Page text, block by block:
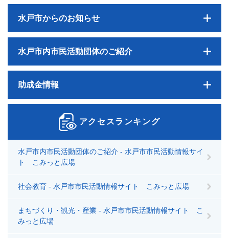
水戸市からのお知らせ
水戸市内市民活動団体のご紹介
助成金情報
アクセスランキング
水戸市内市民活動団体のご紹介 - 水戸市市民活動情報サイ
ト こみっと広場
社会教育 - 水戸市市民活動情報サイト こみっと広場
まちづくり・観光・産業 - 水戸市市民活動情報サイト こ
みっと広場